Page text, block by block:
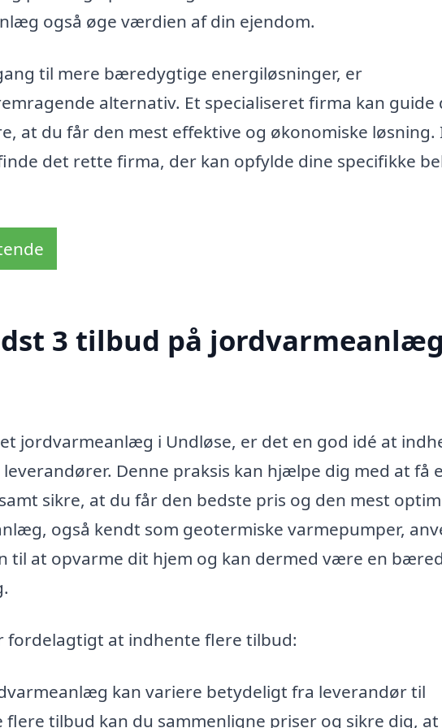
også øge værdien af din ejendom.
til mere bæredygtige energiløsninger, er
alternativ. Et specialiseret firma kan guide
at du får den mest effektive og økonomiske løsning.
det rette firma, der kan opfylde dine specifikke
3 tilbud på
jordvarmeanlæg i Undløse, er det en god idé at
Denne praksis kan hjælpe dig med at få
sikre, at du får den bedste pris og den mest
også kendt som geotermiske varmepumper,
til at opvarme dit hjem og kan dermed være en
fordelagtigt at indhente flere tilbud:
kan variere betydeligt fra leverandør til
tilbud kan du sammenligne priser og sikre dig, at